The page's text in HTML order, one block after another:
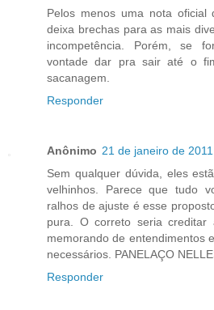
Pelos menos uma nota
deixa brechas para as mais
incompetência. Porém, se
vontade dar pra sair até o
sacanagem.
Responder
Anônimo 21 de janeiro de
Sem qualquer dúvida, eles
velhinhos. Parece que tudo
ralhos de ajuste é esse
pura. O correto seria creditar
memorando de entendimentos
necessários. PANELAÇO
Responder